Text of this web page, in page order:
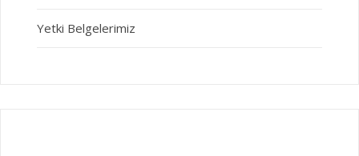
Yetki Belgelerimiz